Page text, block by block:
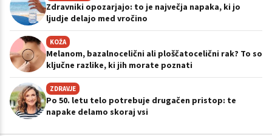
Zdravniki opozarjajo: to je največja napaka, ki jo
ljudje delajo med vročino
KOŽA
Melanom, bazalnocelični ali ploščatocelični rak? To so
ključne razlike, ki jih morate poznati
ZDRAVJE
Po 50. letu telo potrebuje drugačen pristop: te
napake delamo skoraj vsi